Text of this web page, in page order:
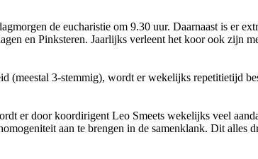
de eucharistie om 9.30 uur. Daarnaast is er
en Pinksteren. Jaarlijks verleent het koor ook zijn
(meestal 3-stemmig), wordt er wekelijks repetitietijd
er door koordirigent Leo Smeets wekelijks veel
aan te brengen in de samenklank. Dit alles